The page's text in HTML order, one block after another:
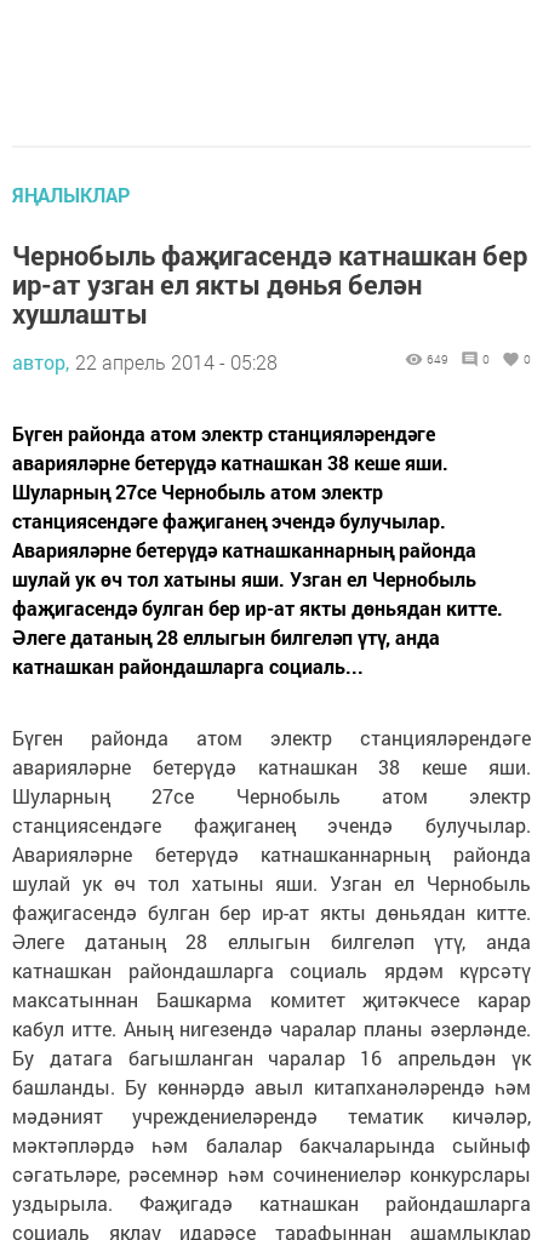
ЯҢАЛЫКЛАР
Чернобыль фаҗигасендә катнашкан бер
ир-ат узган ел якты дөнья белән
хушлашты
автор, 22 апрель 2014 - 05:28 649 0 0
Бүген районда атом электр станцияләрендәге
аварияләрне бетерүдә катнашкан 38 кеше яши.
Шуларның 27се Чернобыль атом электр
станциясендәге фаҗиганең эчендә булучылар.
Аварияләрне бетерүдә катнашканнарның районда
шулай ук өч тол хатыны яши. Узган ел Чернобыль
фаҗигасендә булган бер ир-ат якты дөньядан китте.
Әлеге датаның 28 еллыгын билгеләп үтү, анда
катнашкан райондашларга социаль...
Бүген районда атом электр станцияләрендәге
аварияләрне бетерүдә катнашкан 38 кеше яши.
Шуларның 27се Чернобыль атом электр
станциясендәге фаҗиганең эчендә булучылар.
Аварияләрне бетерүдә катнашканнарның районда
шулай ук өч тол хатыны яши. Узган ел Чернобыль
фаҗигасендә булган бер ир-ат якты дөньядан китте.
Әлеге датаның 28 еллыгын билгеләп үтү, анда
катнашкан райондашларга социаль ярдәм күрсәтү
максатыннан Башкарма комитет җитәкчесе карар
кабул итте. Аның нигезендә чаралар планы әзерләнде.
Бу датага багышланган чаралар 16 апрельдән үк
башланды. Бу көннәрдә авыл китапханәләрендә һәм
мәдәният учреждениеләрендә тематик кичәләр,
мәктәпләрдә һәм балалар бакчаларында сыйныф
сәгатьләре, рәсемнәр һәм сочинениеләр конкурслары
уздырыла. Фаҗигадә катнашкан райондашларга
социаль яклау идарәсе тарафыннан ашамлыклар